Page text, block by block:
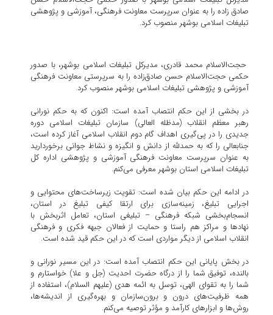
صادق زاده را به عنوان سرپرست معاونت فرهنگی، آموزشی و پژوهشی
تبلیغات اسلامی بوشهر منصوب کرد.
حجت‌الاسلام محمد قادری، مدیرکل تبلیغات اسلامی بوشهر، با صدور
حکمی حجت‌الاسلام حسن صادق‌زاده را به سرپرستی معاونت فرهنگی
آموزشی و پژوهشی تبلیغات اسلامی بوشهر منصوب کرد.
در بخشی از این حکم انتصاب آمده است: اکنون که به حکم نورانی
رهبر معظم انقلاب (مدظله العالی) سازمان تبلیغات اسلامی دوره
جدیدی را در پی‌گیری اهداف گام دوم انقلاب اسلامی آغاز کرده است،
جنابعالی را که به حمدلله از دانش و انگیزه و نشاط جوانی برخوردارید
به عنوان سرپرست معاونت فرهنگی آموزشی و پژوهشی اداره کل
تبلیغات اسلامی استان بوشهر معرفی می‌کنم.
در ادامه این حکم بیان شده است: تقویت زیرساخت‌های محتوایی و
اجرایی تبلیغ، زمینه‌سازی برای ارتقا کیفی تبلیغ در استان،
انسجام‌بخشی شبکه فرهنگی – تبلیغی استان، تعامل اثربخش با
نهادها و مراکز هم راستا و حمایت از فعالان جبهه فکری و فرهنگی
انقلاب اسلامی از دیگر مواردی است که در این حکم قید شده است.
در بخش پایانی این حکم انتصاب آمده است: در این مسیر نورانی و
بالنده، توفیق شما را از درگاه حضرت احدیت (جل و علا) خواستارم و
شما را به تقوای الهی، توسل به ائمه هدی (علیهم السلام)، استفاده از
همه ظرفیت‌های درون و برون‌سازمان و بهره‌گیری از اندیشه‌ها،
روش‌ها و ابزارهای کارآمد و مؤثر توصیه می‌کنم.